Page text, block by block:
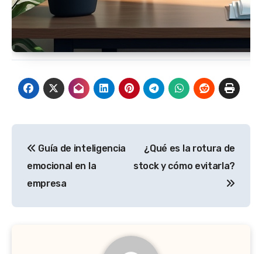
de
entradas
Guía de inteligencia
emocional en la
empresa
¿Qué es la rotura de
stock y cómo evitarla?